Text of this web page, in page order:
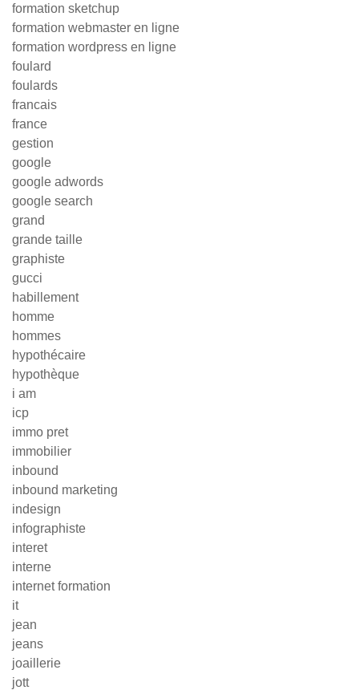
formation sketchup
formation webmaster en ligne
formation wordpress en ligne
foulard
foulards
francais
france
gestion
google
google adwords
google search
grand
grande taille
graphiste
gucci
habillement
homme
hommes
hypothécaire
hypothèque
i am
icp
immo pret
immobilier
inbound
inbound marketing
indesign
infographiste
interet
interne
internet formation
it
jean
jeans
joaillerie
jott